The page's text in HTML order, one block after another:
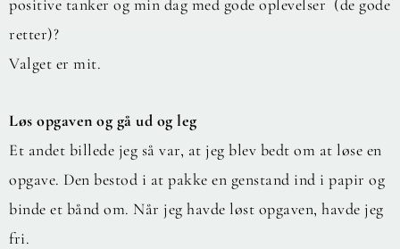
positive tanker og min dag med gode oplevelser (de gode
retter)?
Valget er mit.
Løs opgaven og gå ud og leg
Et andet billede jeg så var, at jeg blev bedt om at løse en
opgave. Den bestod i at pakke en genstand ind i papir og
binde et bånd om. Når jeg havde løst opgaven, havde jeg
fri.